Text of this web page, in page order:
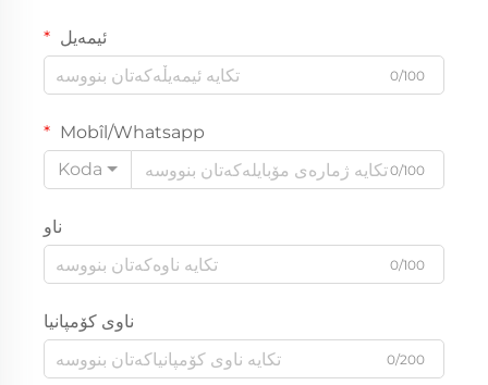
ئیمەیل
0/100
Mobîl/Whatsapp
Koda
0/100
ناو
0/100
ناوی کۆمپانیا
0/200